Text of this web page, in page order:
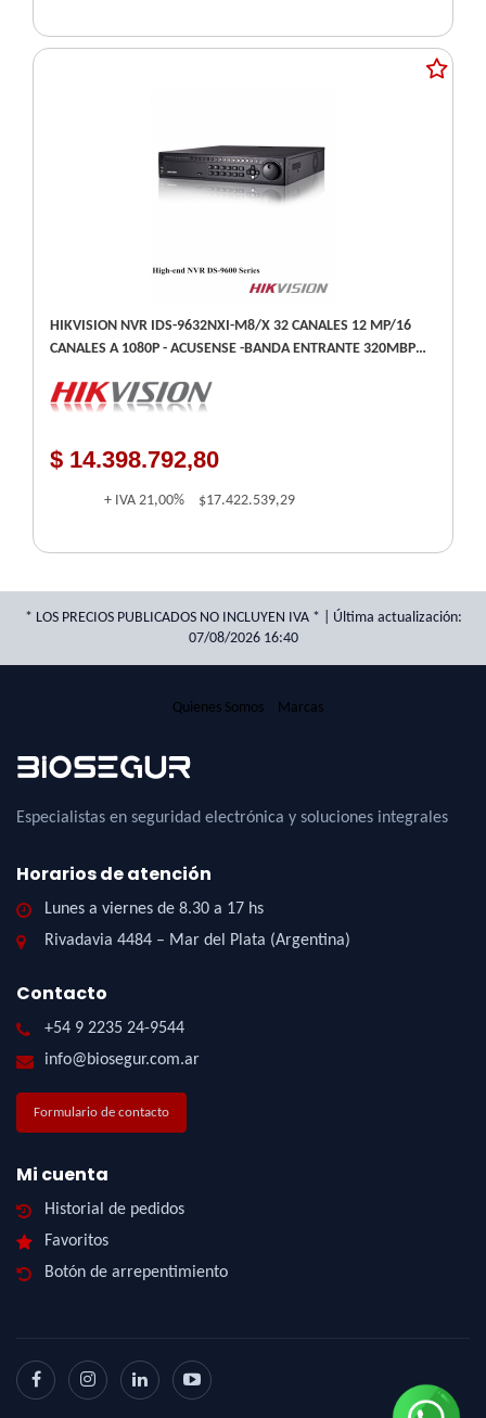
HIKVISION NVR IDS-9632NXI-M8/X 32 CANALES 12 MP/16
CANALES A 1080P - ACUSENSE -BANDA ENTRANTE 320MBPS
$ 14.398.792,80
+ IVA 21,00% $17.422.539,29
* LOS PRECIOS PUBLICADOS NO INCLUYEN IVA * | Última actualización:
07/08/2026 16:40
Quienes Somos Marcas
Especialistas en seguridad electrónica y soluciones integrales
Horarios de atención
Lunes a viernes de 8.30 a 17 hs
Rivadavia 4484 – Mar del Plata (Argentina)
Contacto
+54 9 2235 24-9544
info@biosegur.com.ar
Formulario de contacto
Mi cuenta
Historial de pedidos
Favoritos
Botón de arrepentimiento